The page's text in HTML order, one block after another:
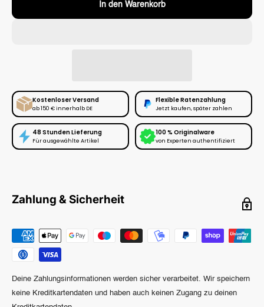
In den Warenkorb
Kostenloser Versand
ab 150 € innerhalb DE
Flexible Ratenzahlung
Jetzt kaufen, später zahlen
48 Stunden Lieferung
Für ausgewählte Artikel
100 % Originalware
von Experten authentifiziert
Zahlung & Sicherheit
Deine Zahlungsinformationen werden sicher verarbeitet. Wir speichern
keine Kreditkartendaten und haben auch keinen Zugang zu deinen